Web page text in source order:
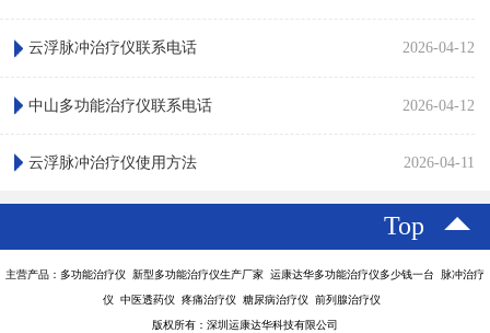
2026-04-12
云浮脉冲治疗仪联系电话
2026-04-12
中山多功能治疗仪联系电话
2026-04-11
云浮脉冲治疗仪使用方法
Top
主营产品：多功能治疗仪 新型多功能治疗仪生产厂家 运康达华多功能治疗仪多少钱一台 脉冲治疗
仪 中医透药仪 疼痛治疗仪 糖尿病治疗仪 前列腺治疗仪
版权所有：深圳运康达华科技有限公司